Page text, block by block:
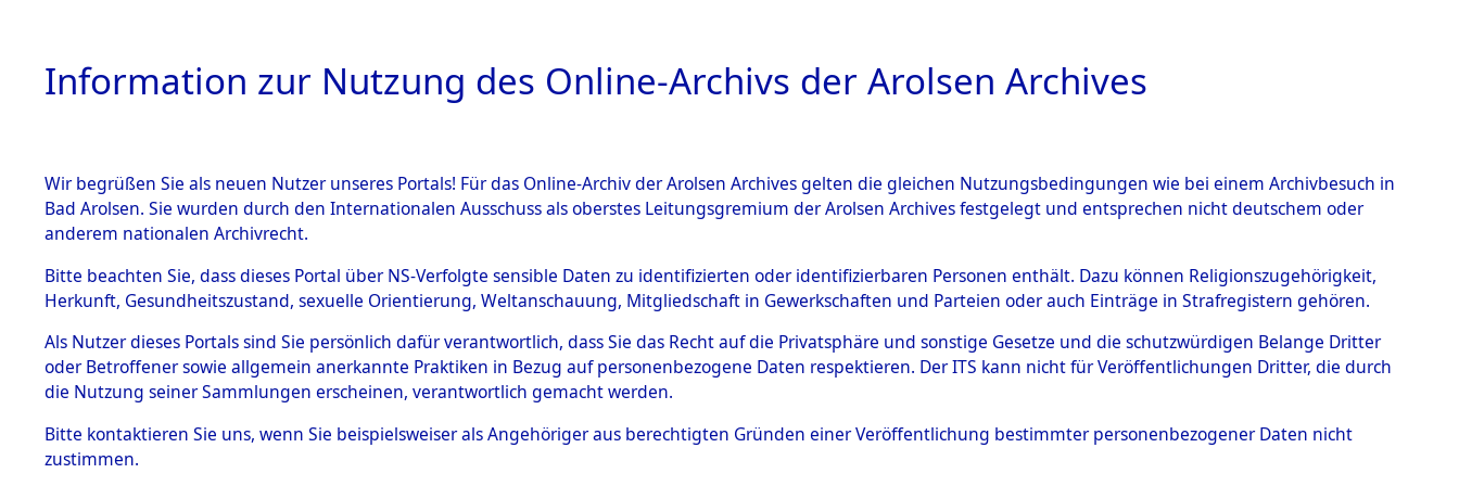
HOME BESTANDSBESCHREIBUNG ARCHIVALE ÜBERSICHT BILD
BESTÄNDE
Inhaftierungsdoku
mente
5. Verschiedenes
Todesmärsche
5.3.1 Alliierte
Ermittlungen zu den Orten Schandelah - Steinrain.→0003
(84605541)→0030 (84605571)
0030 (84605571)
Information zur Nutzung des Online-Archivs der Arolsen Archives
Wir begrüßen Sie als neuen Nutzer unseres Portals! Für das Online-Archiv der Arolsen Archives gelten die gleichen Nutzungsbedingungen wie bei einem Archivbesuch in
Bad Arolsen. Sie wurden durch den Internationalen Ausschuss als oberstes Leitungsgremium der Arolsen Archives festgelegt und entsprechen nicht deutschem oder
anderem nationalen Archivrecht.
Bitte beachten Sie, dass dieses Portal über NS-Verfolgte sensible Daten zu identifizierten oder identifizierbaren Personen enthält. Dazu können Religionszugehörigkeit,
Herkunft, Gesundheitszustand, sexuelle Orientierung, Weltanschauung, Mitgliedschaft in Gewerkschaften und Parteien oder auch Einträge in Strafregistern gehören.
Als Nutzer dieses Portals sind Sie persönlich dafür verantwortlich, dass Sie das Recht auf die Privatsphäre und sonstige Gesetze und die schutzwürdigen Belange Dritter
oder Betroffener sowie allgemein anerkannte Praktiken in Bezug auf personenbezogene Daten respektieren. Der ITS kann nicht für Veröffentlichungen Dritter, die durch
die Nutzung seiner Sammlungen erscheinen, verantwortlich gemacht werden.
Bitte kontaktieren Sie uns, wenn Sie beispielsweiser als Angehöriger aus berechtigten Gründen einer Veröffentlichung bestimmter personenbezogener Daten nicht
zustimmen.